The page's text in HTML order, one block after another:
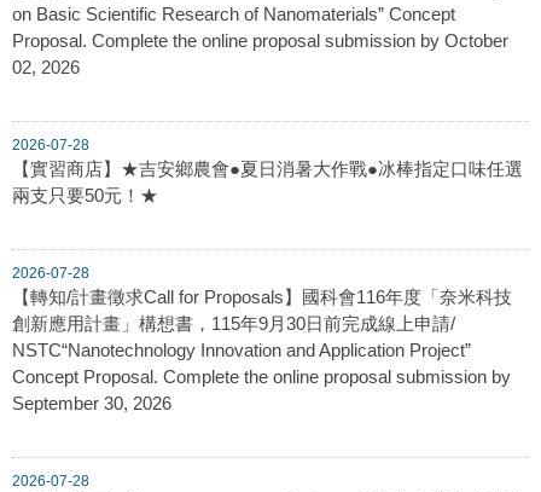
on Basic Scientific Research of Nanomaterials” Concept
Proposal. Complete the online proposal submission by October
02, 2026
2026-07-28
【實習商店】★吉安鄉農會●夏日消暑大作戰●冰棒指定口味任選
兩支只要50元！★
2026-07-28
【轉知/計畫徵求Call for Proposals】國科會116年度「奈米科技
創新應用計畫」構想書，115年9月30日前完成線上申請/
NSTC“Nanotechnology Innovation and Application Project”
Concept Proposal. Complete the online proposal submission by
September 30, 2026
2026-07-28